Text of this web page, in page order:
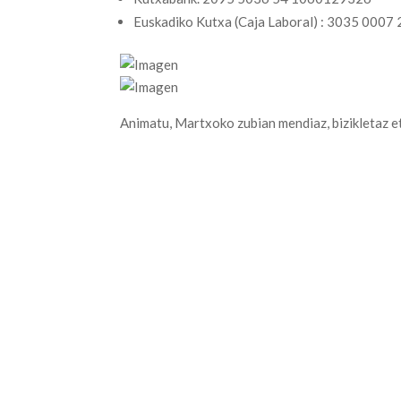
Euskadiko Kutxa (Caja Laboral) : 3035
Animatu, Martxoko zubian mendiaz, bizikletaz